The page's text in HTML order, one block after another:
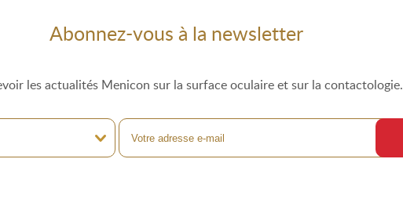
Abonnez-vous à la newsletter
les actualités Menicon sur la surface oculaire et sur la contactologie.